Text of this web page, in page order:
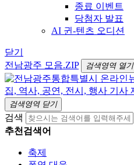
종료 이벤트
당첨자 발표
AI 귄-텐츠 오디션
닫기
전남광주 모음.ZIP
검색영역 열기
검색영역 닫기
검색
추천검색어
축제